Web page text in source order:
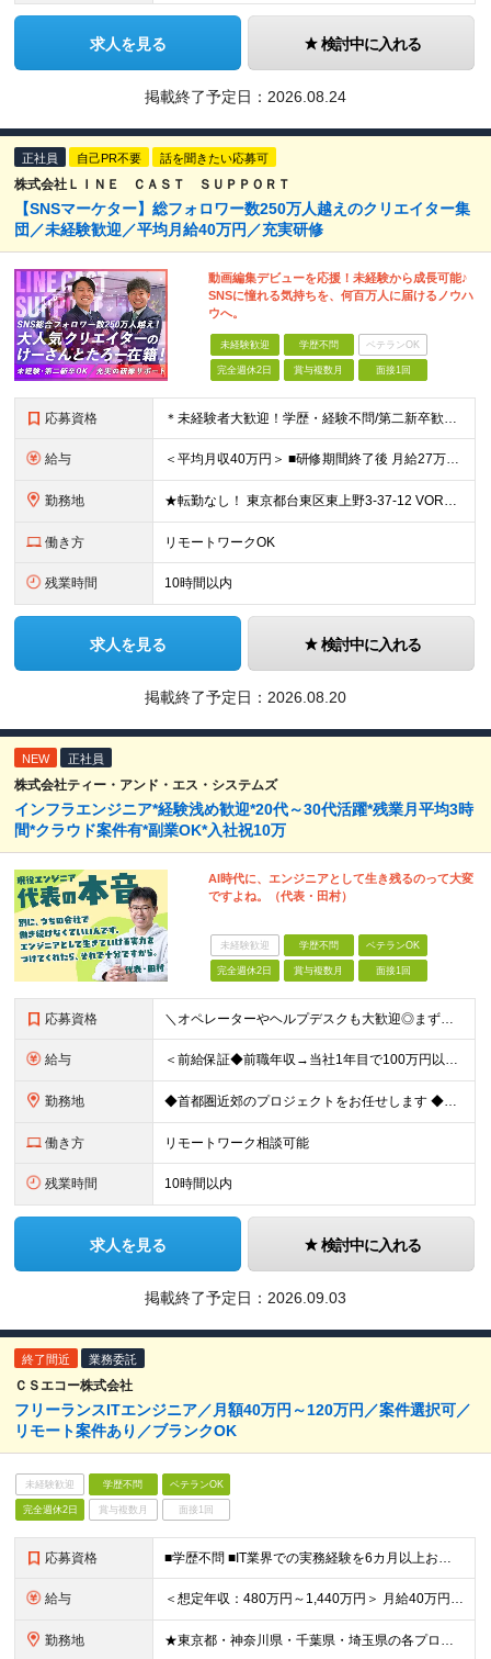
求人を見る 検討中に入れる
掲載終了予定日： 2026.08.24
正社員 自己PR不要 話を聞きたい応募可
株式会社ＬＩＮＥ ＣＡＳＴ ＳＵＰＰＯＲＴ
【SNSマーケター】総フォロワー数250万人越えのクリエイター集
団／未経験歓迎／平均月給40万円／充実研修
動画編集デビューを応援！未経験から成長可能♪
SNSに憧れる気持ちを、何百万人に届けるノウハ
ウへ。
未経験歓迎 学歴不問 ベテランOK
完全週休2日 賞与複数月 面接1回
応募資格 ＊未経験者大歓迎！学歴・経験不問/第二新卒歓迎/約1年間の充実研修/WEB面接可能＊ ▼未経験歓迎＆完全ポテンシャル採用！▼ 基礎のキソから学べる研修があるので経験は一切不問！ 面接では「あなたの
給与 ＜平均月収40万円＞ ■研修期間終了後 月給27万円～80万円＋賞与1回＋各種手当＋インセンティブ ※試用期間中は月給22万円～（スキル経験によって変動あり）となります。 その後は実力により給与が
勤務地 ★転勤なし！ 東京都台東区東上野3-37-12 VORT上野plus 7F ※その他、1都3県を中心としたプロジェクト先 ※(変更の範囲)上記を除く当社関連勤務地
働き方 リモートワークOK
残業時間 10時間以内
求人を見る 検討中に入れる
掲載終了予定日： 2026.08.20
NEW 正社員
株式会社ティー・アンド・エス・システムズ
インフラエンジニア*経験浅め歓迎*20代～30代活躍*残業月平均3時
間*クラウド案件有*副業OK*入社祝10万
AI時代に、エンジニアとして生き残るのって大変
ですよね。（代表・田村）
未経験歓迎 学歴不問 ベテランOK
完全週休2日 賞与複数月 面接1回
応募資格 ＼オペレーターやヘルプデスクも大歓迎◎まずはご応募ください／ ◆学歴不問 ◆IT業界での勤務経験がある方（職種・年数不問） ┗例：オペレーター、ヘルプデスク、開発からインフラ領域へのシフト、スク
給与 ＜前給保証◆前職年収→当社1年目で100万円以上アップ実績あり◆基本的に全員毎年昇給＞ 月給45万円（固定残業代：30時間分/85,470円）※PM/PL/PMO経験2年以上 月給36万円（固定残業
勤務地 ◆首都圏近郊のプロジェクトをお任せします ◆転勤なし ◆自社オフィスで働ける案件もございます 【本社】 東京都中央区日本橋小伝馬町1-1 日本橋末広ビル6階 ※変更の範囲：上記を除く当社関連勤務地
働き方 リモートワーク相談可能
残業時間 10時間以内
求人を見る 検討中に入れる
掲載終了予定日： 2026.09.03
終了間近 業務委託
ＣＳエコー株式会社
フリーランスITエンジニア／月額40万円～120万円／案件選択可／
リモート案件あり／ブランクOK
未経験歓迎 学歴不問 ベテランOK
完全週休2日 賞与複数月 面接1回
応募資格 ■学歴不問 ■IT業界での実務経験を6カ月以上お持ちの方 開発言語、担当工程、経験業界は問いません。 システム開発だけでなく、 インフラの運用・監視、テスト、 ヘルプデスク、社内SEなどの 経験を
給与 ＜想定年収：480万円～1,440万円＞ 月給40万円～120万円 ※給与は経験、スキル、担当工程、案件単価などを考慮し決定します。 ※試用期間はありません。 【固定残業代について】 なし（残業代
勤務地 ★東京都・神奈川県・千葉県・埼玉県の各プロジェクト先 ※プロジェクト先によりテレワーク・在宅OK！ ■池袋本社（最寄：池袋駅） 東京都豊島区池袋2-55-13 合田ビル5F (変更の範囲)上記を